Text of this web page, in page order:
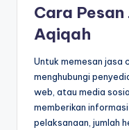
Cara
Aqiqah
Untuk memesan jasa
menghubungi
web, atau media
memberikan
pelaksanaan, jumlah